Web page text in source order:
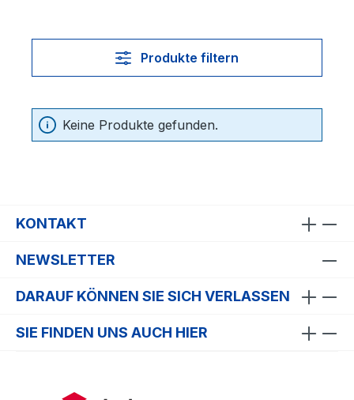
Produkte filtern
Keine Produkte gefunden.
KONTAKT
NEWSLETTER
DARAUF KÖNNEN SIE SICH VERLASSEN
SIE FINDEN UNS AUCH HIER